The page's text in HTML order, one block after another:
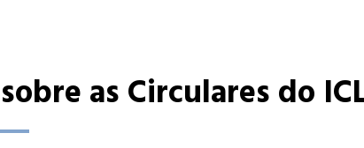
as Circulares do